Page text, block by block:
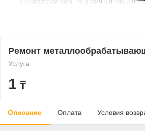
Ремонт
Услуга
1 ₸
Описание Оплата Условия